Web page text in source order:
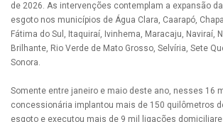
de 2026. As intervenções contemplam a expansão
esgoto nos municípios de Água Clara, Caarapó,
Fátima do Sul, Itaquiraí, Ivinhema, Maracaju, Naviraí,
Brilhante, Rio Verde de Mato Grosso, Selvíria, Sete
Sonora.
Somente entre janeiro e maio deste ano, nesses 16
concessionária implantou mais de 150 quilômetros
esgoto e executou mais de 9 mil ligações